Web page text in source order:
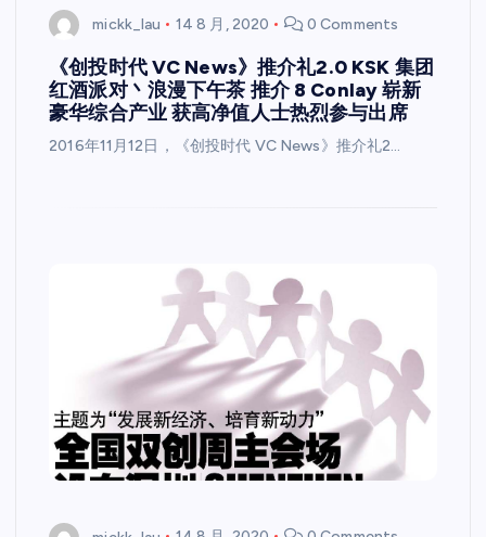
mickk_lau 14 8 月, 2020 0 Comments
《创投时代 VC News》推介礼2.0 KSK 集团
红酒派对丶浪漫下午茶 推介 8 Conlay 崭新
豪华综合产业 获高净值人士热烈参与出席
2016年11月12日，《创投时代 VC News》推介礼2…